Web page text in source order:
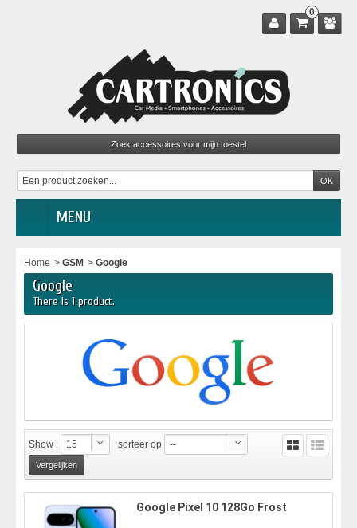
0
MENU
Home > GSM > Google
Google
There is 1 product.
Show : 15 sorteer op --
Google Pixel 10 128Go Frost